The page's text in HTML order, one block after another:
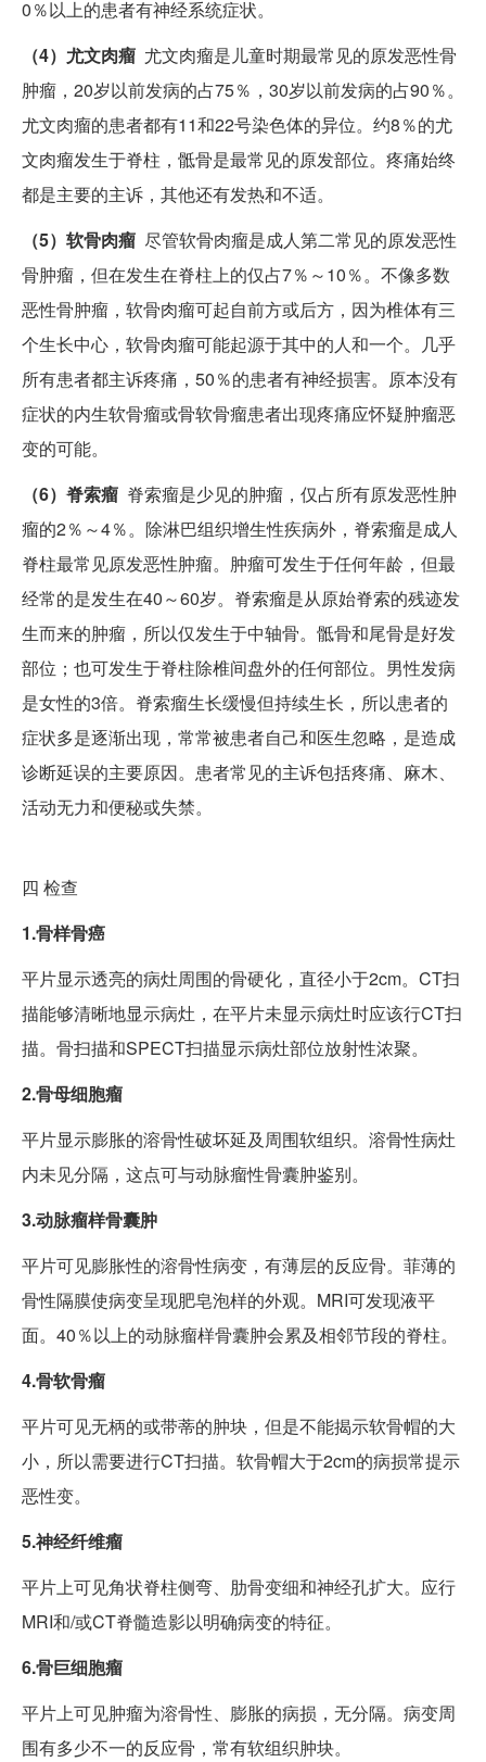
0％以上的患者有神经系统症状。
（4）尤文肉瘤 尤文肉瘤是儿童时期最常见的原发恶性骨
肿瘤，20岁以前发病的占75％，30岁以前发病的占90％。
尤文肉瘤的患者都有11和22号染色体的异位。约8％的尤
文肉瘤发生于脊柱，骶骨是最常见的原发部位。疼痛始终
都是主要的主诉，其他还有发热和不适。
（5）软骨肉瘤 尽管软骨肉瘤是成人第二常见的原发恶性
骨肿瘤，但在发生在脊柱上的仅占7％～10％。不像多数
恶性骨肿瘤，软骨肉瘤可起自前方或后方，因为椎体有三
个生长中心，软骨肉瘤可能起源于其中的人和一个。几乎
所有患者都主诉疼痛，50％的患者有神经损害。原本没有
症状的内生软骨瘤或骨软骨瘤患者出现疼痛应怀疑肿瘤恶
变的可能。
（6）脊索瘤 脊索瘤是少见的肿瘤，仅占所有原发恶性肿
瘤的2％～4％。除淋巴组织增生性疾病外，脊索瘤是成人
脊柱最常见原发恶性肿瘤。肿瘤可发生于任何年龄，但最
经常的是发生在40～60岁。脊索瘤是从原始脊索的残迹发
生而来的肿瘤，所以仅发生于中轴骨。骶骨和尾骨是好发
部位；也可发生于脊柱除椎间盘外的任何部位。男性发病
是女性的3倍。脊索瘤生长缓慢但持续生长，所以患者的
症状多是逐渐出现，常常被患者自己和医生忽略，是造成
诊断延误的主要原因。患者常见的主诉包括疼痛、麻木、
活动无力和便秘或失禁。
四 检查
1.骨样骨癌
平片显示透亮的病灶周围的骨硬化，直径小于2cm。CT扫
描能够清晰地显示病灶，在平片未显示病灶时应该行CT扫
描。骨扫描和SPECT扫描显示病灶部位放射性浓聚。
2.骨母细胞瘤
平片显示膨胀的溶骨性破坏延及周围软组织。溶骨性病灶
内未见分隔，这点可与动脉瘤性骨囊肿鉴别。
3.动脉瘤样骨囊肿
平片可见膨胀性的溶骨性病变，有薄层的反应骨。菲薄的
骨性隔膜使病变呈现肥皂泡样的外观。MRI可发现液平
面。40％以上的动脉瘤样骨囊肿会累及相邻节段的脊柱。
4.骨软骨瘤
平片可见无柄的或带蒂的肿块，但是不能揭示软骨帽的大
小，所以需要进行CT扫描。软骨帽大于2cm的病损常提示
恶性变。
5.神经纤维瘤
平片上可见角状脊柱侧弯、肋骨变细和神经孔扩大。应行
MRI和/或CT脊髓造影以明确病变的特征。
6.骨巨细胞瘤
平片上可见肿瘤为溶骨性、膨胀的病损，无分隔。病变周
围有多少不一的反应骨，常有软组织肿块。